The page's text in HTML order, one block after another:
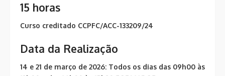
15 horas
Curso creditado CCPFC/ACC-133209/24
Data da Realização
14 e 21 de março de 2026: Todos os dias das 09h00 às